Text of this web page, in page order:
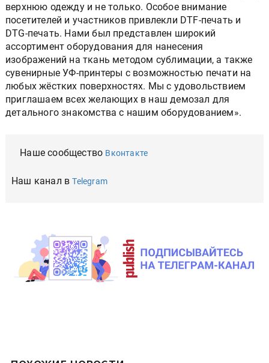
верхнюю одежду и не только. Особое внимание
посетителей и участников привлекли DTF-печать и
DTG-печать. Нами был представлен широкий
ассортимент оборудования для нанесения
изображений на ткань методом сублимации, а также
сувенирные УФ-принтеры с возможностью печати на
любых жёстких поверхностях. Мы с удовольствием
приглашаем всех желающих в наш демозал для
детального знакомства с нашим оборудованием».
Наше сообщество Вконтакте
Наш канал вTelegram